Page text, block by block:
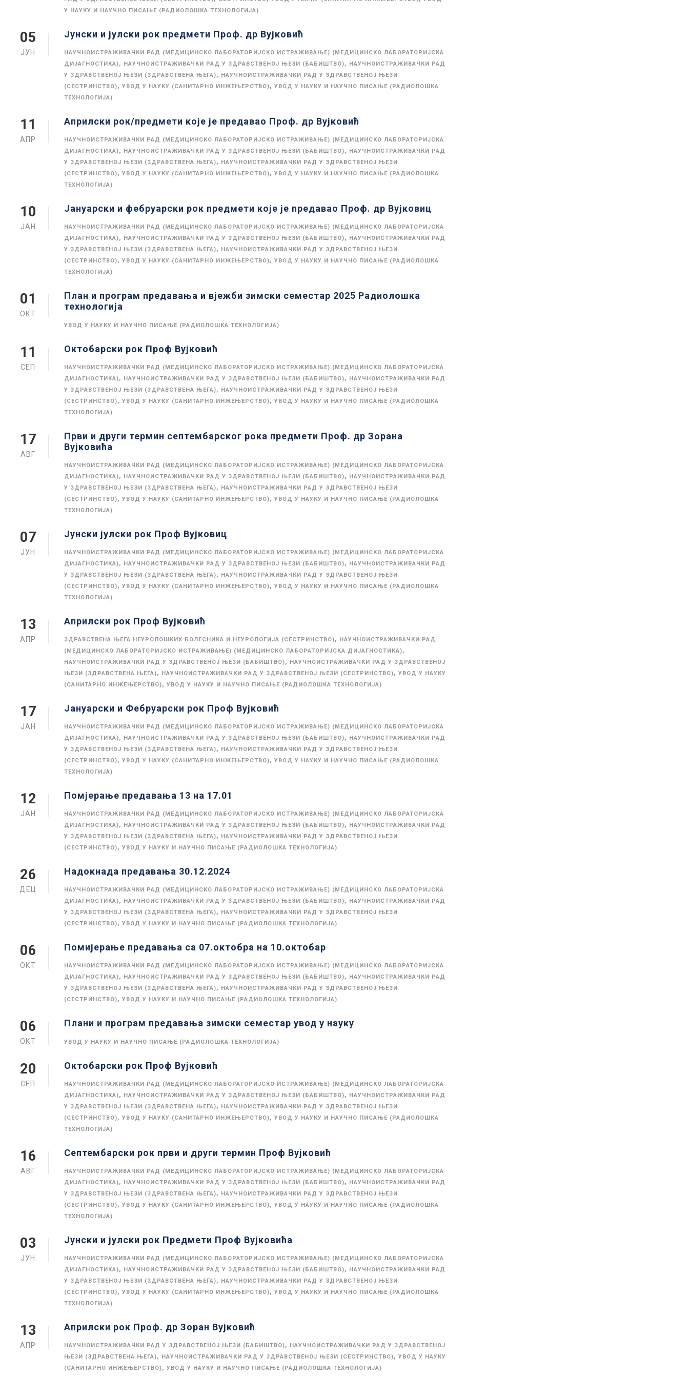
У НАУКУ И НАУЧНО ПИСАЊЕ (РАДИОЛОШКА ТЕХНОЛОГИЈА)
05
ЈУН
Јунски и јулски рок предмети Проф. др Вујковић
НАУЧНОИСТРАЖИВАЧКИ РАД (МЕДИЦИНСКО ЛАБОРАТОРИЈСКО ИСТРАЖИВАЊЕ) (МЕДИЦИНСКО ЛАБОРАТОРИЈСКА
ДИЈАГНОСТИКА), НАУЧНОИСТРАЖИВАЧКИ РАД У ЗДРАВСТВЕНОЈ ЊЕЗИ (БАБИШТВО), НАУЧНОИСТРАЖИВАЧКИ РАД
У ЗДРАВСТВЕНОЈ ЊЕЗИ (ЗДРАВСТВЕНА ЊЕГА), НАУЧНОИСТРАЖИВАЧКИ РАД У ЗДРАВСТВЕНОЈ ЊЕЗИ
(СЕСТРИНСТВО), УВОД У НАУКУ (САНИТАРНО ИНЖЕЊЕРСТВО), УВОД У НАУКУ И НАУЧНО ПИСАЊЕ (РАДИОЛОШКА
ТЕХНОЛОГИЈА)
11
АПР
Априлски рок/предмети које је предавао Проф. др Вујковић
НАУЧНОИСТРАЖИВАЧКИ РАД (МЕДИЦИНСКО ЛАБОРАТОРИЈСКО ИСТРАЖИВАЊЕ) (МЕДИЦИНСКО ЛАБОРАТОРИЈСКА
ДИЈАГНОСТИКА), НАУЧНОИСТРАЖИВАЧКИ РАД У ЗДРАВСТВЕНОЈ ЊЕЗИ (БАБИШТВО), НАУЧНОИСТРАЖИВАЧКИ РАД
У ЗДРАВСТВЕНОЈ ЊЕЗИ (ЗДРАВСТВЕНА ЊЕГА), НАУЧНОИСТРАЖИВАЧКИ РАД У ЗДРАВСТВЕНОЈ ЊЕЗИ
(СЕСТРИНСТВО), УВОД У НАУКУ (САНИТАРНО ИНЖЕЊЕРСТВО), УВОД У НАУКУ И НАУЧНО ПИСАЊЕ (РАДИОЛОШКА
ТЕХНОЛОГИЈА)
10
ЈАН
Јануарски и фебруарски рок предмети које је предавао Проф. др Вујковиц
НАУЧНОИСТРАЖИВАЧКИ РАД (МЕДИЦИНСКО ЛАБОРАТОРИЈСКО ИСТРАЖИВАЊЕ) (МЕДИЦИНСКО ЛАБОРАТОРИЈСКА
ДИЈАГНОСТИКА), НАУЧНОИСТРАЖИВАЧКИ РАД У ЗДРАВСТВЕНОЈ ЊЕЗИ (БАБИШТВО), НАУЧНОИСТРАЖИВАЧКИ РАД
У ЗДРАВСТВЕНОЈ ЊЕЗИ (ЗДРАВСТВЕНА ЊЕГА), НАУЧНОИСТРАЖИВАЧКИ РАД У ЗДРАВСТВЕНОЈ ЊЕЗИ
(СЕСТРИНСТВО), УВОД У НАУКУ (САНИТАРНО ИНЖЕЊЕРСТВО), УВОД У НАУКУ И НАУЧНО ПИСАЊЕ (РАДИОЛОШКА
ТЕХНОЛОГИЈА)
01
ОКТ
План и програм предавања и вјежби зимски семестар 2025 Радиолошка
технологија
УВОД У НАУКУ И НАУЧНО ПИСАЊЕ (РАДИОЛОШКА ТЕХНОЛОГИЈА)
11
СЕП
Октобарски рок Проф Вујковић
НАУЧНОИСТРАЖИВАЧКИ РАД (МЕДИЦИНСКО ЛАБОРАТОРИЈСКО ИСТРАЖИВАЊЕ) (МЕДИЦИНСКО ЛАБОРАТОРИЈСКА
ДИЈАГНОСТИКА), НАУЧНОИСТРАЖИВАЧКИ РАД У ЗДРАВСТВЕНОЈ ЊЕЗИ (БАБИШТВО), НАУЧНОИСТРАЖИВАЧКИ РАД
У ЗДРАВСТВЕНОЈ ЊЕЗИ (ЗДРАВСТВЕНА ЊЕГА), НАУЧНОИСТРАЖИВАЧКИ РАД У ЗДРАВСТВЕНОЈ ЊЕЗИ
(СЕСТРИНСТВО), УВОД У НАУКУ (САНИТАРНО ИНЖЕЊЕРСТВО), УВОД У НАУКУ И НАУЧНО ПИСАЊЕ (РАДИОЛОШКА
ТЕХНОЛОГИЈА)
17
АВГ
Први и други термин септембарског рока предмети Проф. др Зорана
Вујковића
НАУЧНОИСТРАЖИВАЧКИ РАД (МЕДИЦИНСКО ЛАБОРАТОРИЈСКО ИСТРАЖИВАЊЕ) (МЕДИЦИНСКО ЛАБОРАТОРИЈСКА
ДИЈАГНОСТИКА), НАУЧНОИСТРАЖИВАЧКИ РАД У ЗДРАВСТВЕНОЈ ЊЕЗИ (БАБИШТВО), НАУЧНОИСТРАЖИВАЧКИ РАД
У ЗДРАВСТВЕНОЈ ЊЕЗИ (ЗДРАВСТВЕНА ЊЕГА), НАУЧНОИСТРАЖИВАЧКИ РАД У ЗДРАВСТВЕНОЈ ЊЕЗИ
(СЕСТРИНСТВО), УВОД У НАУКУ (САНИТАРНО ИНЖЕЊЕРСТВО), УВОД У НАУКУ И НАУЧНО ПИСАЊЕ (РАДИОЛОШКА
ТЕХНОЛОГИЈА)
07
ЈУН
Јунски јулски рок Проф Вујковиц
НАУЧНОИСТРАЖИВАЧКИ РАД (МЕДИЦИНСКО ЛАБОРАТОРИЈСКО ИСТРАЖИВАЊЕ) (МЕДИЦИНСКО ЛАБОРАТОРИЈСКА
ДИЈАГНОСТИКА), НАУЧНОИСТРАЖИВАЧКИ РАД У ЗДРАВСТВЕНОЈ ЊЕЗИ (БАБИШТВО), НАУЧНОИСТРАЖИВАЧКИ РАД
У ЗДРАВСТВЕНОЈ ЊЕЗИ (ЗДРАВСТВЕНА ЊЕГА), НАУЧНОИСТРАЖИВАЧКИ РАД У ЗДРАВСТВЕНОЈ ЊЕЗИ
(СЕСТРИНСТВО), УВОД У НАУКУ (САНИТАРНО ИНЖЕЊЕРСТВО), УВОД У НАУКУ И НАУЧНО ПИСАЊЕ (РАДИОЛОШКА
ТЕХНОЛОГИЈА)
13
АПР
Априлски рок Проф Вујковић
ЗДРАВСТВЕНА ЊЕГА НЕУРОЛОШКИХ БОЛЕСНИКА И НЕУРОЛОГИЈА (СЕСТРИНСТВО), НАУЧНОИСТРАЖИВАЧКИ РАД
(МЕДИЦИНСКО ЛАБОРАТОРИЈСКО ИСТРАЖИВАЊЕ) (МЕДИЦИНСКО ЛАБОРАТОРИЈСКА ДИЈАГНОСТИКА),
НАУЧНОИСТРАЖИВАЧКИ РАД У ЗДРАВСТВЕНОЈ ЊЕЗИ (БАБИШТВО), НАУЧНОИСТРАЖИВАЧКИ РАД У ЗДРАВСТВЕНОЈ
ЊЕЗИ (ЗДРАВСТВЕНА ЊЕГА), НАУЧНОИСТРАЖИВАЧКИ РАД У ЗДРАВСТВЕНОЈ ЊЕЗИ (СЕСТРИНСТВО), УВОД У НАУКУ
(САНИТАРНО ИНЖЕЊЕРСТВО), УВОД У НАУКУ И НАУЧНО ПИСАЊЕ (РАДИОЛОШКА ТЕХНОЛОГИЈА)
17
ЈАН
Јануарски и Фебруарски рок Проф Вујковић
НАУЧНОИСТРАЖИВАЧКИ РАД (МЕДИЦИНСКО ЛАБОРАТОРИЈСКО ИСТРАЖИВАЊЕ) (МЕДИЦИНСКО ЛАБОРАТОРИЈСКА
ДИЈАГНОСТИКА), НАУЧНОИСТРАЖИВАЧКИ РАД У ЗДРАВСТВЕНОЈ ЊЕЗИ (БАБИШТВО), НАУЧНОИСТРАЖИВАЧКИ РАД
У ЗДРАВСТВЕНОЈ ЊЕЗИ (ЗДРАВСТВЕНА ЊЕГА), НАУЧНОИСТРАЖИВАЧКИ РАД У ЗДРАВСТВЕНОЈ ЊЕЗИ
(СЕСТРИНСТВО), УВОД У НАУКУ (САНИТАРНО ИНЖЕЊЕРСТВО), УВОД У НАУКУ И НАУЧНО ПИСАЊЕ (РАДИОЛОШКА
ТЕХНОЛОГИЈА)
12
ЈАН
Помјерање предавања 13 на 17.01
НАУЧНОИСТРАЖИВАЧКИ РАД (МЕДИЦИНСКО ЛАБОРАТОРИЈСКО ИСТРАЖИВАЊЕ) (МЕДИЦИНСКО ЛАБОРАТОРИЈСКА
ДИЈАГНОСТИКА), НАУЧНОИСТРАЖИВАЧКИ РАД У ЗДРАВСТВЕНОЈ ЊЕЗИ (БАБИШТВО), НАУЧНОИСТРАЖИВАЧКИ РАД
У ЗДРАВСТВЕНОЈ ЊЕЗИ (ЗДРАВСТВЕНА ЊЕГА), НАУЧНОИСТРАЖИВАЧКИ РАД У ЗДРАВСТВЕНОЈ ЊЕЗИ
(СЕСТРИНСТВО), УВОД У НАУКУ И НАУЧНО ПИСАЊЕ (РАДИОЛОШКА ТЕХНОЛОГИЈА)
26
ДЕЦ
Надокнада предавања 30.12.2024
НАУЧНОИСТРАЖИВАЧКИ РАД (МЕДИЦИНСКО ЛАБОРАТОРИЈСКО ИСТРАЖИВАЊЕ) (МЕДИЦИНСКО ЛАБОРАТОРИЈСКА
ДИЈАГНОСТИКА), НАУЧНОИСТРАЖИВАЧКИ РАД У ЗДРАВСТВЕНОЈ ЊЕЗИ (БАБИШТВО), НАУЧНОИСТРАЖИВАЧКИ РАД
У ЗДРАВСТВЕНОЈ ЊЕЗИ (ЗДРАВСТВЕНА ЊЕГА), НАУЧНОИСТРАЖИВАЧКИ РАД У ЗДРАВСТВЕНОЈ ЊЕЗИ
(СЕСТРИНСТВО), УВОД У НАУКУ И НАУЧНО ПИСАЊЕ (РАДИОЛОШКА ТЕХНОЛОГИЈА)
06
ОКТ
Помијерање предавања са 07.октобра на 10.октобар
НАУЧНОИСТРАЖИВАЧКИ РАД (МЕДИЦИНСКО ЛАБОРАТОРИЈСКО ИСТРАЖИВАЊЕ) (МЕДИЦИНСКО ЛАБОРАТОРИЈСКА
ДИЈАГНОСТИКА), НАУЧНОИСТРАЖИВАЧКИ РАД У ЗДРАВСТВЕНОЈ ЊЕЗИ (БАБИШТВО), НАУЧНОИСТРАЖИВАЧКИ РАД
У ЗДРАВСТВЕНОЈ ЊЕЗИ (ЗДРАВСТВЕНА ЊЕГА), НАУЧНОИСТРАЖИВАЧКИ РАД У ЗДРАВСТВЕНОЈ ЊЕЗИ
(СЕСТРИНСТВО), УВОД У НАУКУ И НАУЧНО ПИСАЊЕ (РАДИОЛОШКА ТЕХНОЛОГИЈА)
06
ОКТ
Плани и програм предавања зимски семестар увод у науку
УВОД У НАУКУ И НАУЧНО ПИСАЊЕ (РАДИОЛОШКА ТЕХНОЛОГИЈА)
20
СЕП
Октобарски рок Проф Вујковић
НАУЧНОИСТРАЖИВАЧКИ РАД (МЕДИЦИНСКО ЛАБОРАТОРИЈСКО ИСТРАЖИВАЊЕ) (МЕДИЦИНСКО ЛАБОРАТОРИЈСКА
ДИЈАГНОСТИКА), НАУЧНОИСТРАЖИВАЧКИ РАД У ЗДРАВСТВЕНОЈ ЊЕЗИ (БАБИШТВО), НАУЧНОИСТРАЖИВАЧКИ РАД
У ЗДРАВСТВЕНОЈ ЊЕЗИ (ЗДРАВСТВЕНА ЊЕГА), НАУЧНОИСТРАЖИВАЧКИ РАД У ЗДРАВСТВЕНОЈ ЊЕЗИ
(СЕСТРИНСТВО), УВОД У НАУКУ (САНИТАРНО ИНЖЕЊЕРСТВО), УВОД У НАУКУ И НАУЧНО ПИСАЊЕ (РАДИОЛОШКА
ТЕХНОЛОГИЈА)
16
АВГ
Септембарски рок први и други термин Проф Вујковић
НАУЧНОИСТРАЖИВАЧКИ РАД (МЕДИЦИНСКО ЛАБОРАТОРИЈСКО ИСТРАЖИВАЊЕ) (МЕДИЦИНСКО ЛАБОРАТОРИЈСКА
ДИЈАГНОСТИКА), НАУЧНОИСТРАЖИВАЧКИ РАД У ЗДРАВСТВЕНОЈ ЊЕЗИ (БАБИШТВО), НАУЧНОИСТРАЖИВАЧКИ РАД
У ЗДРАВСТВЕНОЈ ЊЕЗИ (ЗДРАВСТВЕНА ЊЕГА), НАУЧНОИСТРАЖИВАЧКИ РАД У ЗДРАВСТВЕНОЈ ЊЕЗИ
(СЕСТРИНСТВО), УВОД У НАУКУ (САНИТАРНО ИНЖЕЊЕРСТВО), УВОД У НАУКУ И НАУЧНО ПИСАЊЕ (РАДИОЛОШКА
ТЕХНОЛОГИЈА)
03
ЈУН
Јунски и јулски рок Предмети Проф Вујковића
НАУЧНОИСТРАЖИВАЧКИ РАД (МЕДИЦИНСКО ЛАБОРАТОРИЈСКО ИСТРАЖИВАЊЕ) (МЕДИЦИНСКО ЛАБОРАТОРИЈСКА
ДИЈАГНОСТИКА), НАУЧНОИСТРАЖИВАЧКИ РАД У ЗДРАВСТВЕНОЈ ЊЕЗИ (БАБИШТВО), НАУЧНОИСТРАЖИВАЧКИ РАД
У ЗДРАВСТВЕНОЈ ЊЕЗИ (ЗДРАВСТВЕНА ЊЕГА), НАУЧНОИСТРАЖИВАЧКИ РАД У ЗДРАВСТВЕНОЈ ЊЕЗИ
(СЕСТРИНСТВО), УВОД У НАУКУ (САНИТАРНО ИНЖЕЊЕРСТВО), УВОД У НАУКУ И НАУЧНО ПИСАЊЕ (РАДИОЛОШКА
ТЕХНОЛОГИЈА)
13
АПР
Априлски рок Проф. др Зоран Вујковић
НАУЧНОИСТРАЖИВАЧКИ РАД У ЗДРАВСТВЕНОЈ ЊЕЗИ (БАБИШТВО), НАУЧНОИСТРАЖИВАЧКИ РАД У ЗДРАВСТВЕНОЈ
ЊЕЗИ (ЗДРАВСТВЕНА ЊЕГА), НАУЧНОИСТРАЖИВАЧКИ РАД У ЗДРАВСТВЕНОЈ ЊЕЗИ (СЕСТРИНСТВО), УВОД У НАУКУ
(САНИТАРНО ИНЖЕЊЕРСТВО), УВОД У НАУКУ И НАУЧНО ПИСАЊЕ (РАДИОЛОШКА ТЕХНОЛОГИЈА)